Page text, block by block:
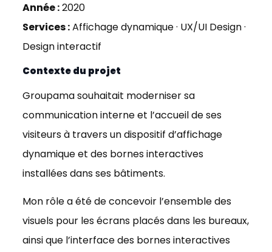
Année :2020
Services :Affichage dynamique · UX/UI Design ·
Design interactif
Contexte du projet
Groupama souhaitait moderniser sa
communication interne et l’accueil de ses
visiteurs à travers un dispositif d’affichage
dynamique et des bornes interactives
installées dans ses bâtiments.
Mon rôle a été de concevoir l’ensemble des
visuels pour les écrans placés dans les bureaux,
ainsi que l’interface des bornes interactives